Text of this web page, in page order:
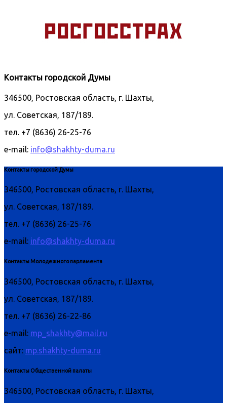
Контакты городской Думы
346500, Ростовская область, г. Шахты,
ул. Советская, 187/189.
тел. +7 (8636) 26-25-76
e-mail: info@shakhty-duma.ru
Контакты городской Думы
346500, Ростовская область, г. Шахты,
ул. Советская, 187/189.
тел. +7 (8636) 26-25-76
e-mail: info@shakhty-duma.ru
Контакты Молодежного парламента
346500, Ростовская область, г. Шахты,
ул. Советская, 187/189.
тел. +7 (8636) 26-22-86
e-mail: mp_shakhty@mail.ru
сайт: mp.shakhty-duma.ru
Контакты Общественной палаты
346500, Ростовская область, г. Шахты,